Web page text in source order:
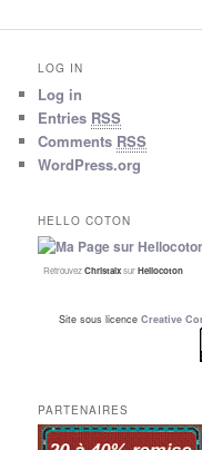
LOG IN
Log in
Entries RSS
Comments RSS
WordPress.org
HELLO COTON
RetrouvezChristalxsurHellocoton
Site sous licence Creative
PARTENAIRES